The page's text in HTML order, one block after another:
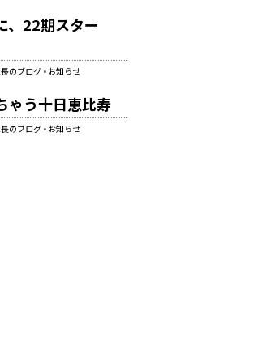
、22期スター
のブログ • お知らせ
ゃう十日恵比寿
のブログ • お知らせ